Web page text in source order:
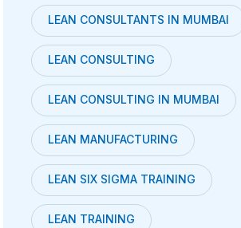
LEAN CONSULTANTS IN MUMBAI
LEAN CONSULTING
LEAN CONSULTING IN MUMBAI
LEAN MANUFACTURING
LEAN SIX SIGMA TRAINING
LEAN TRAINING